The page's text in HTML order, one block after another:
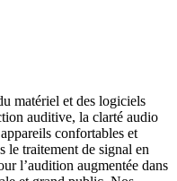
matériel et des logiciels
auditive, la clarté audio
confortables et
le traitement de signal en
l’audition augmentée dans